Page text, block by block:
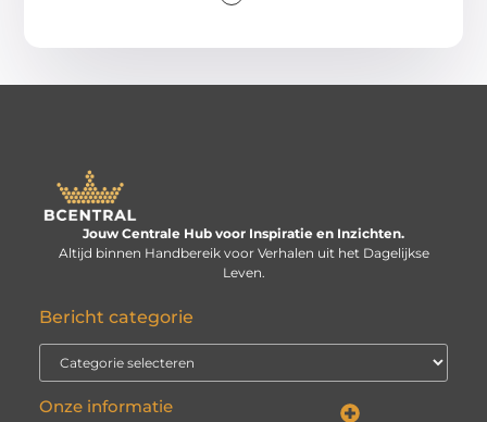
Jouw Centrale Hub voor Inspiratie en Inzichten.
Altijd binnen Handbereik voor Verhalen uit het Dagelijkse
Leven.
Bericht categorie
Onze informatie